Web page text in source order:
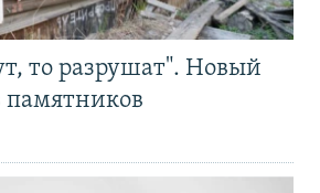
то разрушат". Новый
памятников